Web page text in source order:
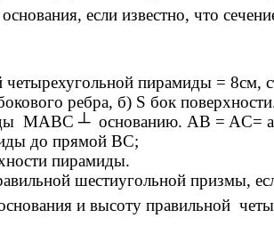
если известно, что
четырехугольной пирамиды = 8см,
ребра, б) S бок
МАВС ┴ основанию. AB = AC= a.
до прямой BC;
пирамиды.
шестиугольной призмы,
и высоту правильной